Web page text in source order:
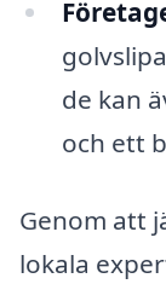
de kan
och ett
Genom att
lokala